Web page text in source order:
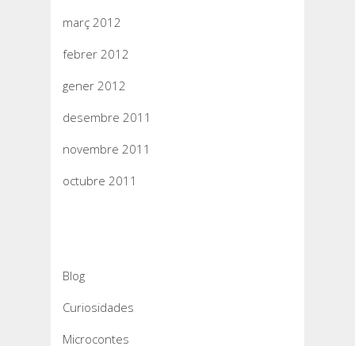
març 2012
febrer 2012
gener 2012
desembre 2011
novembre 2011
octubre 2011
Blog
Curiosidades
Microcontes